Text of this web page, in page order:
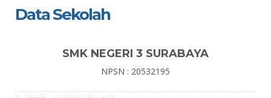
Data Sekolah
SMK NEGERI 3 SURABAYA
NPSN : 20532195